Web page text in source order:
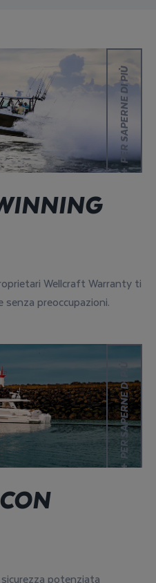
PER SAPERNE DI PIÙ
Wellcraft Warranty ti
preoccupazioni.
PER SAPERNE DI PIÙ
potenziata